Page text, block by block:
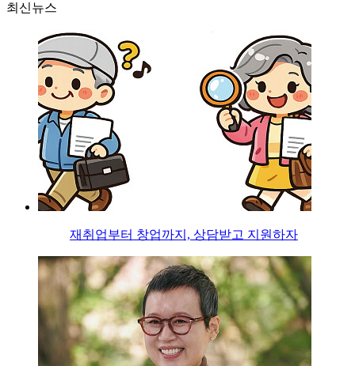
최신뉴스
재취업부터 창업까지, 상담받고 지원하자